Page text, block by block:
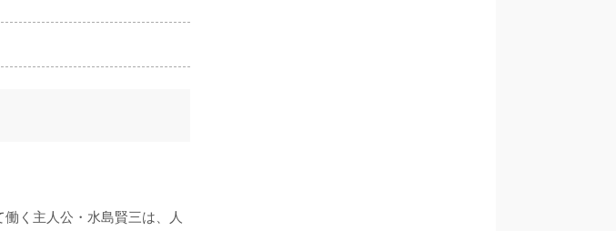
く主人公・水島賢三は、人